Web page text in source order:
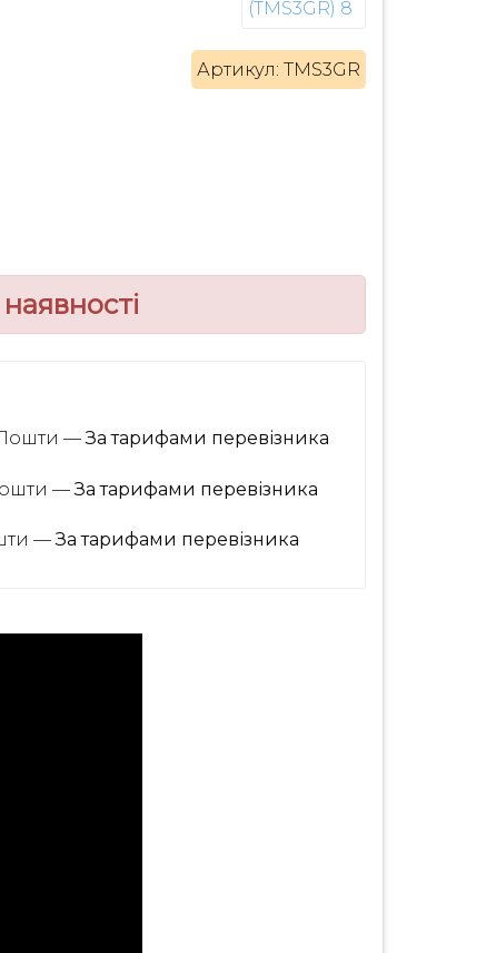
Артикул: TMS3GR
Пошти —За тарифами перевізника
—За тарифами перевізника
—За тарифами перевізника